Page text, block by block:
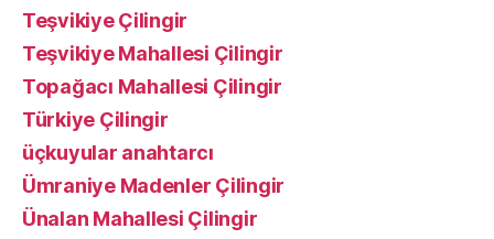
Teşvikiye Çilingir
Teşvikiye Mahallesi Çilingir
Topağacı Mahallesi Çilingir
Türkiye Çilingir
üçkuyular anahtarcı
Ümraniye Madenler Çilingir
Ünalan Mahallesi Çilingir